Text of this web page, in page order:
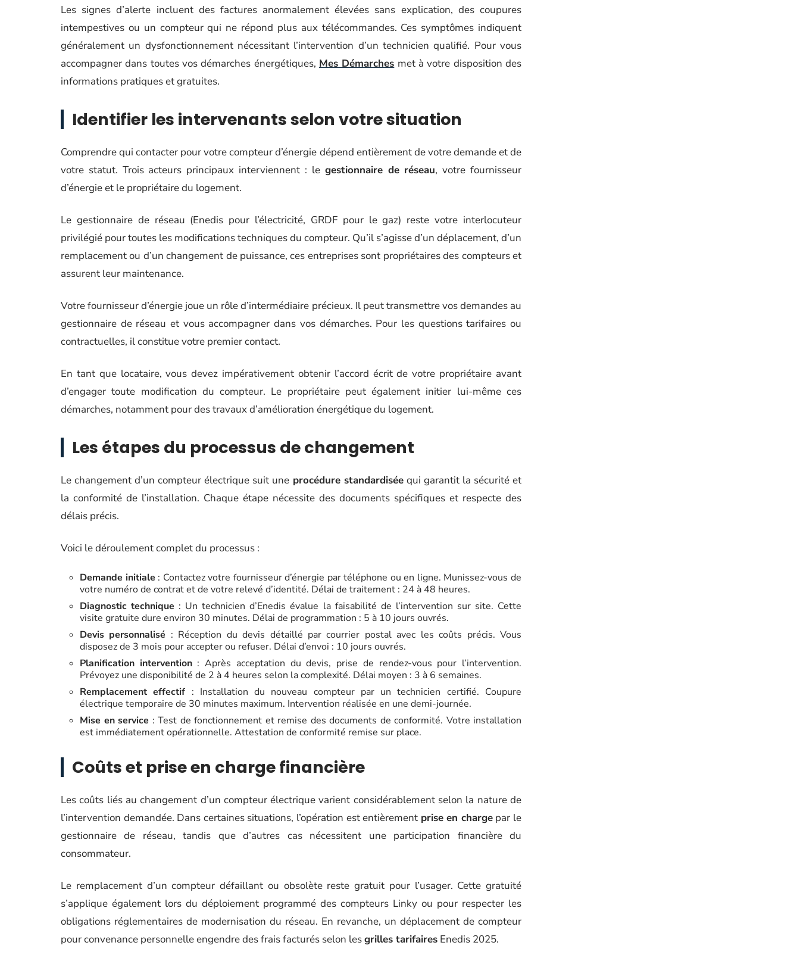
Les signes d’alerte incluent des factures anormalement élevées sans explication, des coupures
intempestives ou un compteur qui ne répond plus aux télécommandes. Ces symptômes indiquent
généralement un dysfonctionnement nécessitant l’intervention d’un technicien qualifié. Pour vous
accompagner dans toutes vos démarches énergétiques, Mes Démarches met à votre disposition des
informations pratiques et gratuites.
Identifier les intervenants selon votre situation
Comprendre qui contacter pour votre compteur d’énergie dépend entièrement de votre demande et de
votre statut. Trois acteurs principaux interviennent : le gestionnaire de réseau, votre fournisseur
d’énergie et le propriétaire du logement.
Le gestionnaire de réseau (Enedis pour l’électricité, GRDF pour le gaz) reste votre interlocuteur
privilégié pour toutes les modifications techniques du compteur. Qu’il s’agisse d’un déplacement, d’un
remplacement ou d’un changement de puissance, ces entreprises sont propriétaires des compteurs et
assurent leur maintenance.
Votre fournisseur d’énergie joue un rôle d’intermédiaire précieux. Il peut transmettre vos demandes au
gestionnaire de réseau et vous accompagner dans vos démarches. Pour les questions tarifaires ou
contractuelles, il constitue votre premier contact.
En tant que locataire, vous devez impérativement obtenir l’accord écrit de votre propriétaire avant
d’engager toute modification du compteur. Le propriétaire peut également initier lui-même ces
démarches, notamment pour des travaux d’amélioration énergétique du logement.
Les étapes du processus de changement
Le changement d’un compteur électrique suit une procédure standardiséequi garantit la sécurité et
la conformité de l’installation. Chaque étape nécessite des documents spécifiques et respecte des
délais précis.
Voici le déroulement complet du processus :
Demande initiale : Contactez votre fournisseur d’énergie par téléphone ou en ligne. Munissez-vous de
votre numéro de contrat et de votre relevé d’identité. Délai de traitement : 24 à 48 heures.
Diagnostic technique : Un technicien d’Enedis évalue la faisabilité de l’intervention sur site. Cette
visite gratuite dure environ 30 minutes. Délai de programmation : 5 à 10 jours ouvrés.
Devis personnalisé : Réception du devis détaillé par courrier postal avec les coûts précis. Vous
disposez de 3 mois pour accepter ou refuser. Délai d’envoi : 10 jours ouvrés.
Planification intervention: Après acceptation du devis, prise de rendez-vous pour l’intervention.
Prévoyez une disponibilité de 2 à 4 heures selon la complexité. Délai moyen : 3 à 6 semaines.
Remplacement effectif : Installation du nouveau compteur par un technicien certifié. Coupure
électrique temporaire de 30 minutes maximum. Intervention réalisée en une demi-journée.
Mise en service : Test de fonctionnement et remise des documents de conformité. Votre installation
est immédiatement opérationnelle. Attestation de conformité remise sur place.
Coûts et prise en charge financière
Les coûts liés au changement d’un compteur électrique varient considérablement selon la nature de
l’intervention demandée. Dans certaines situations, l’opération est entièrement prise en chargepar le
gestionnaire de réseau, tandis que d’autres cas nécessitent une participation financière du
consommateur.
Le remplacement d’un compteur défaillant ou obsolète reste gratuit pour l’usager. Cette gratuité
s’applique également lors du déploiement programmé des compteurs Linky ou pour respecter les
obligations réglementaires de modernisation du réseau. En revanche, un déplacement de compteur
pour convenance personnelle engendre des frais facturés selon lesgrilles tarifaires Enedis 2025.